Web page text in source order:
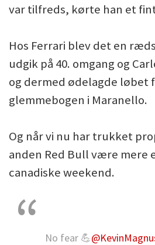
var tilfreds, kørte han et
Hos Ferrari blev det en
udgik på 40. omgang og
og dermed ødelagde løbet
glemmebogen i Maranello.
Og når vi nu har trukket
anden Red Bull være mere
canadiske weekend.
No fear 💪